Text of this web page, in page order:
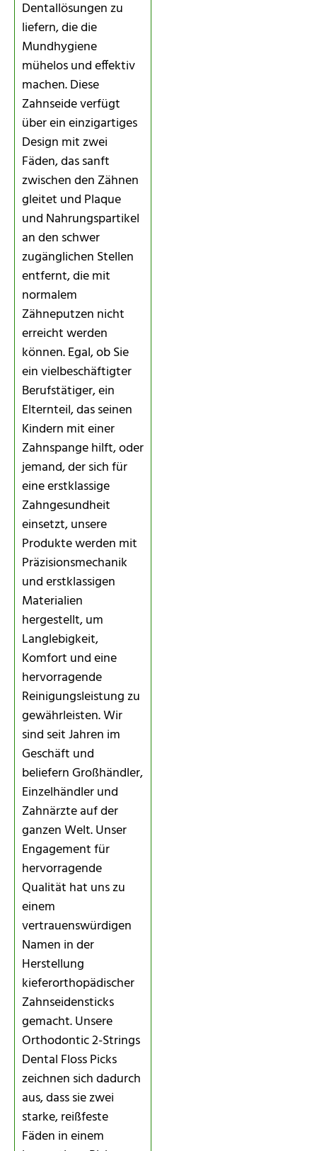
Dentallösungen zu
liefern, die die
Mundhygiene
mühelos und effektiv
machen. Diese
Zahnseide verfügt
über ein einzigartiges
Design mit zwei
Fäden, das sanft
zwischen den Zähnen
gleitet und Plaque
und Nahrungspartikel
an den schwer
zugänglichen Stellen
entfernt, die mit
normalem
Zähneputzen nicht
erreicht werden
können. Egal, ob Sie
ein vielbeschäftigter
Berufstätiger, ein
Elternteil, das seinen
Kindern mit einer
Zahnspange hilft, oder
jemand, der sich für
eine erstklassige
Zahngesundheit
einsetzt, unsere
Produkte werden mit
Präzisionsmechanik
und erstklassigen
Materialien
hergestellt, um
Langlebigkeit,
Komfort und eine
hervorragende
Reinigungsleistung zu
gewährleisten. Wir
sind seit Jahren im
Geschäft und
beliefern Großhändler,
Einzelhändler und
Zahnärzte auf der
ganzen Welt. Unser
Engagement für
hervorragende
Qualität hat uns zu
einem
vertrauenswürdigen
Namen in der
Herstellung
kieferorthopädischer
Zahnseidensticks
gemacht. Unsere
Orthodontic 2-Strings
Dental Floss Picks
zeichnen sich dadurch
aus, dass sie zwei
starke, reißfeste
Fäden in einem